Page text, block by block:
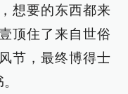
想要的东西都来
顶住了来自世俗
节，最终博得士